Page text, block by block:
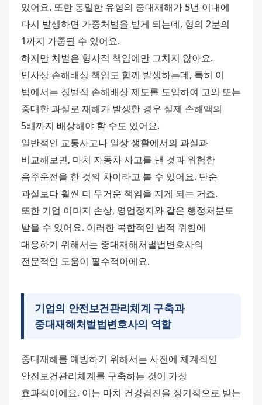
있어요. 또한 동일한 유형의 중대재해가 5년 이내에
다시 발생하면 가중처벌을 받게 되는데, 형의 2분의
1까지 가중될 수 있어요.
하지만 처벌은 형사적 책임에만 그치지 않아요.
민사상 손해배상 책임도 함께 발생하는데, 특히 이
법에서는 징벌적 손해배상 제도를 도입하여 고의 또는
중대한 과실로 재해가 발생한 경우 실제 손해액의
5배까지 배상해야 할 수도 있어요.
일반적인 교통사고나 일상 생활에서의 과실과
비교해보면, 마치 자동차 사고를 낸 것과 위험한
음주운전을 한 것의 차이라고 볼 수 있어요. 단순
과실보다 훨씬 더 무거운 책임을 지게 되는 거죠.
또한 기업 이미지 손상, 영업정지와 같은 행정처분도
받을 수 있어요. 이러한 복합적인 법적 위험에
대응하기 위해서는 중대재해처벌법변호사의
전문적인 도움이 필수적이에요.
기업의 안전보건관리체계 구축과
중대재해처벌법변호사의 역할
중대재해를 예방하기 위해서는 사전에 체계적인
안전보건관리체계를 구축하는 것이 가장
효과적이에요. 이는 마치 건강검진을 정기적으로 받는